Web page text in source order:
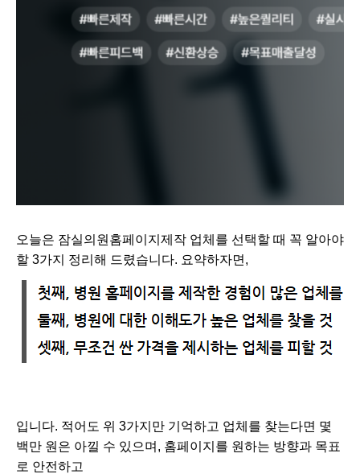
오늘은 잠실의원홈페이지제작 업체를 선택할 때 꼭 알아야
할 3가지 정리해 드렸습니다. 요약하자면,
입니다. 적어도 위 3가지만 기억하고 업체를 찾는다면 몇
백만 원은 아낄 수 있으며, 홈페이지를 원하는 방향과 목표
로 안전하고